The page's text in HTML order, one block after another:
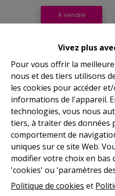
Vivez plus
Pour vous offrir la
nous et des tiers utilisons
les cookies pour accéder
informations de l'appareil.
technologies, vous nous
tiers, à traiter des données
comportement de
uniques sur ce site Web.
modifier votre choix en bas
'cookies' ou 'paramètres
Politique de cookies et
À Vendre
Philippeville
Rue de France, 37
Lu
14h-17h
Ma
9h-12h 14h-
Mer
9h-12h 14h-
Je
9h-12h 14h-
Ve
9h-12h
Sam
10h-13h